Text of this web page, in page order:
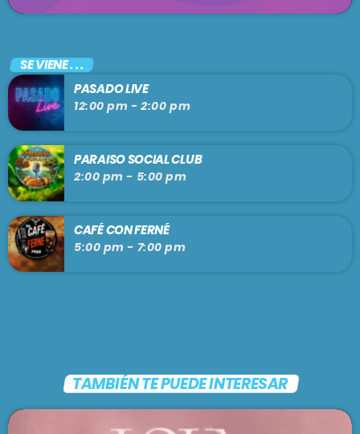
SE VIENE . . .
PASADO LIVE
12:00 pm - 2:00 pm
PARAISO SOCIAL CLUB
2:00 pm - 5:00 pm
CAFÉ CON FERNÉ
5:00 pm - 7:00 pm
TAMBIÉN TE PUEDE INTERESAR